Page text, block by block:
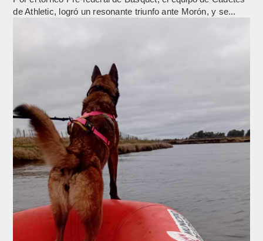
de Athletic, logró un resonante triunfo ante Morón, y se...